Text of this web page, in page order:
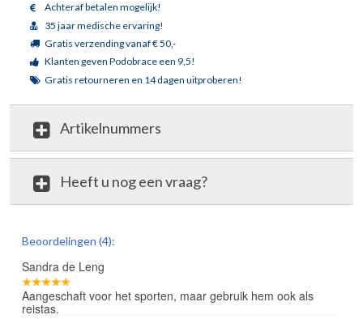
Achteraf betalen mogelijk!
35 jaar medische ervaring!
Gratis verzending vanaf € 50,-
Klanten geven Podobrace een 9,5!
Gratis retourneren en 14 dagen uitproberen!
Artikelnummers
Heeft u nog een vraag?
Beoordelingen (4):
Sandra de Leng
Aangeschaft voor het sporten, maar gebruik hem ook als
reistas.